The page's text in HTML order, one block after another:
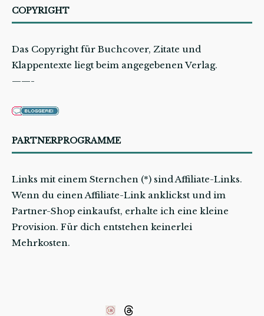
COPYRIGHT
Das Copyright für Buchcover, Zitate und
Klappentexte liegt beim angegebenen Verlag.
——-
PARTNERPROGRAMME
Links mit einem Sternchen (*) sind Affiliate-Links.
Wenn du einen Affiliate-Link anklickst und im
Partner-Shop einkaufst, erhalte ich eine kleine
Provision. Für dich entstehen keinerlei
Mehrkosten.